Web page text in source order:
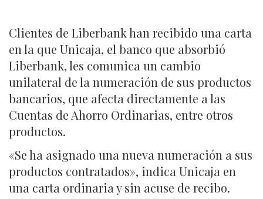
Clientes de Liberbank han recibido una carta
en la que Unicaja, el banco que absorbió
Liberbank, les comunica un cambio
unilateral de la numeración de sus productos
bancarios, que afecta directamente a las
Cuentas de Ahorro Ordinarias, entre otros
productos.
«Se ha asignado una nueva numeración a sus
productos contratados», indica Unicaja en
una carta ordinaria y sin acuse de recibo.